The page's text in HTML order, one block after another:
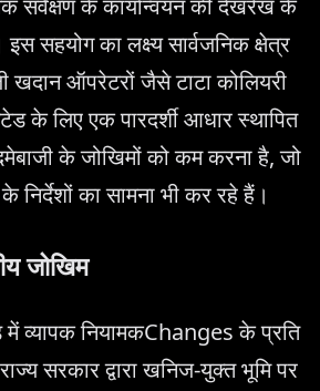
सर्वेक्षण के कार्यान्वयन की देखरेख के
सहयोग का लक्ष्य सार्वजनिक क्षेत्र
खदान ऑपरेटरों जैसे टाटा कोलियरी
के लिए एक पारदर्शी आधार स्थापित
के जोखिमों को कम करना है, जो
के निर्देशों का सामना भी कर रहे हैं।
जोखिम
व्यापक नियामकChanges के प्रति
सरकार द्वारा खनिज-युक्त भूमि पर